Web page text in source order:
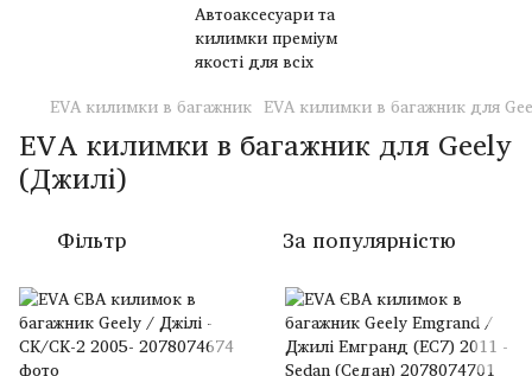
EVA килимки в багажник EVA килимки в багажник для
EVA килимки в багажник для Geely
(Джилі)
Фільтр За популярністю